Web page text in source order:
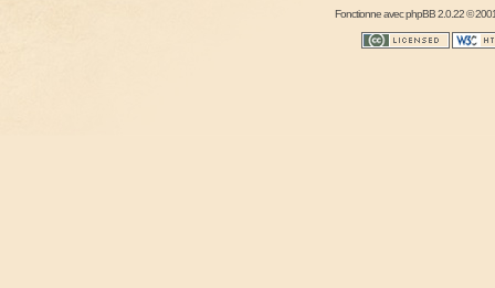
Fonctionne avecphpBB2.0.22 ©